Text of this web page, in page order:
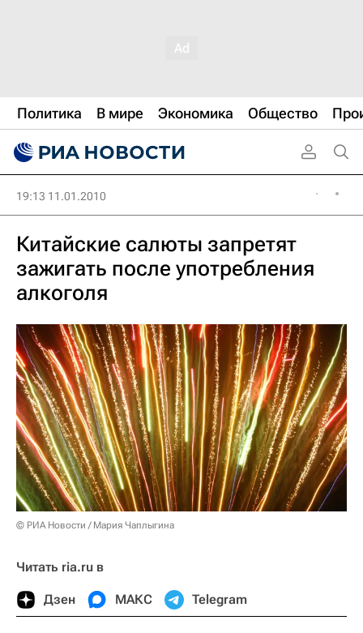
Политика В мире Экономика Общество
19:13 11.01.2010
Китайские салюты запретят
зажигать после употребления
алкоголя
© РИА Новости / Мария Чаплыгина
Читать ria.ru в
Дзен МАКС Telegram